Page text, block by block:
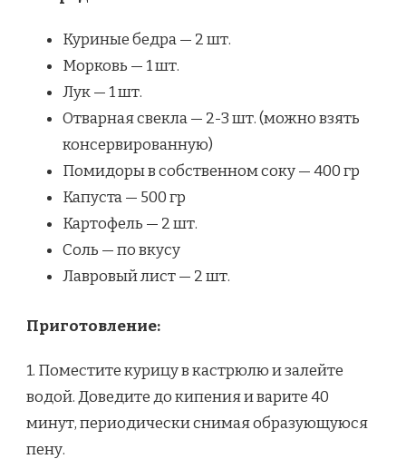
Куриные бедра — 2 шт.
Морковь — 1 шт.
Лук — 1 шт.
Отварная свекла — 2-3 шт. (можно взять
консервированную)
Помидоры в собственном соку — 400 гр
Капуста — 500 гр
Картофель — 2 шт.
Соль — по вкусу
Лавровый лист — 2 шт.
Приготовление:
1. Поместите курицу в кастрюлю и залейте
водой. Доведите до кипения и варите 40
минут, периодически снимая образующуюся
пену.